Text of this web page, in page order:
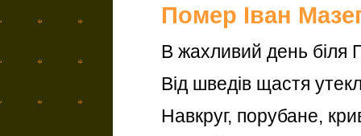
Помер Іван
В жахливий день біля
Від шведів щастя
Навкруг, порубане,